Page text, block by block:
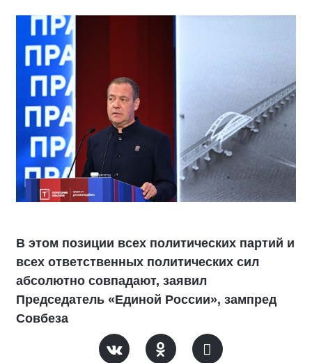
В этом позиции всех политических партий и
всех ответственных политических сил
абсолютно совпадают, заявил
Председатель «Единой России», зампред
Совбеза